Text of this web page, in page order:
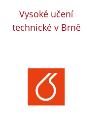
Vysoké učení
technické v Brně